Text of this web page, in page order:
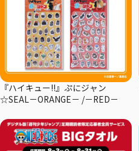
『ハイキュー!!』ぷにジャン
☆SEAL－ORANGE－ /－RED－